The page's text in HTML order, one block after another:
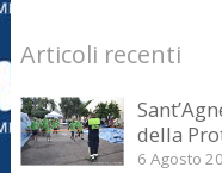
Articoli recenti
della
6 Agosto